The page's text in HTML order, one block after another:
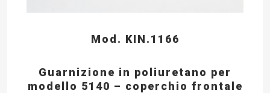
Mod. KIN.1166
Guarnizione in poliuretano per
modello 5140 – coperchio frontale